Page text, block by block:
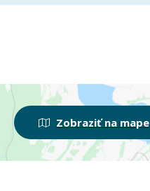
Zobraziť na mape